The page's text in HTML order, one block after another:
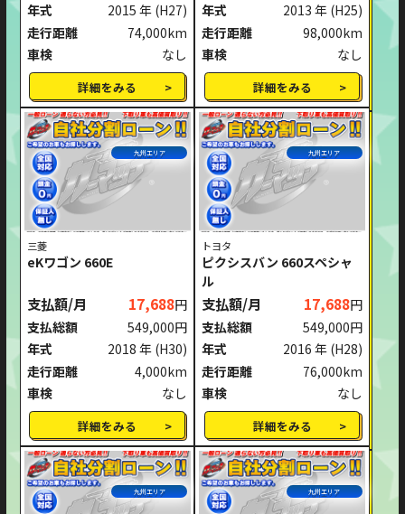
年式
2015 年 (H27)
走行距離
74,000km
車検
なし
詳細をみる
年式
2013 年 (H25)
走行距離
98,000km
車検
なし
詳細をみる
九州エリア
三菱
eKワゴン 660E
支払額/月 17,688円
支払総額
549,000円
年式
2018 年 (H30)
走行距離
4,000km
車検
なし
詳細をみる
九州エリア
トヨタ
ピクシスバン 660スペシャ
ル
支払額/月 17,688円
支払総額
549,000円
年式
2016 年 (H28)
走行距離
76,000km
車検
なし
詳細をみる
九州エリア 九州エリア